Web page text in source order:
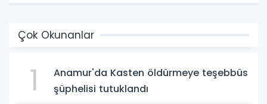
Çok Okunanlar
1
Anamur'da Kasten öldürmeye teşebbüs
şüphelisi tutuklandı